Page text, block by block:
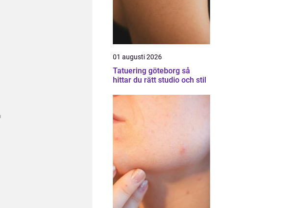
01 augusti 2026
Tatuering göteborg så
hittar du rätt studio och stil